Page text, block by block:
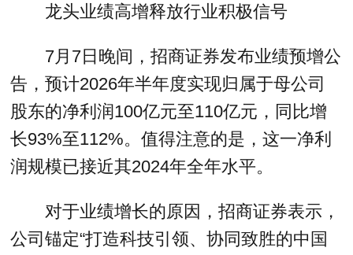
龙头业绩高增释放行业积极信号
7月7日晚间，招商证券发布业绩预增公
告，预计2026年半年度实现归属于母公司
股东的净利润100亿元至110亿元，同比增
长93%至112%。值得注意的是，这一净利
润规模已接近其2024年全年水平。
对于业绩增长的原因，招商证券表示，
公司锚定“打造科技引领、协同致胜的中国